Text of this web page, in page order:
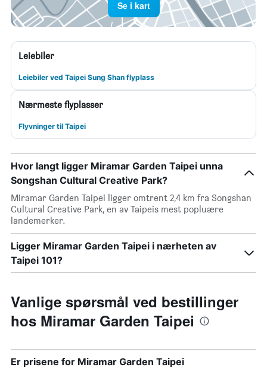
Se i kart
Leiebiler
Leiebiler ved Taipei Sung Shan flyplass
Nærmeste flyplasser
Flyvninger til Taipei
Hvor langt ligger Miramar Garden Taipei unna
Songshan Cultural Creative Park?
Miramar Garden Taipei ligger omtrent 2,4 km fra Songshan
Cultural Creative Park, en av Taipeis mest popluære
landemerker.
Ligger Miramar Garden Taipei i nærheten av
Taipei 101?
Vanlige spørsmål ved bestillinger
hos Miramar Garden Taipei
Er prisene for Miramar Garden Taipei